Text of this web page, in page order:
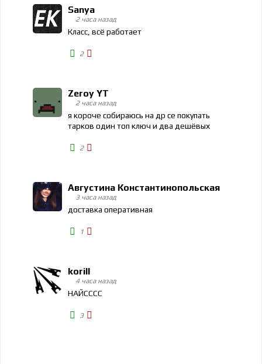
Sanya
2 часа назад
Класс, всё работает
2
Zeroy YT
2 часа назад
я короче собираюсь на др се покупать
тарков один топ ключ и два дешёвых
2
Августина Константинопольская
3 часа назад
доставка оперативная
1
korill
4 часа назад
НАЙСССС
3